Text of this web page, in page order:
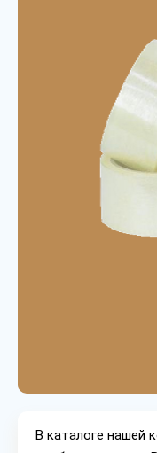
В каталоге нашей